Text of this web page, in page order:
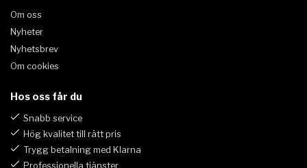
Om oss
Nyheter
Nyhetsbrev
Om cookies
Hos oss får du
Snabb service
Hög kvalitet till rätt pris
Trygg betalning med Klarna
Professionella tjänster